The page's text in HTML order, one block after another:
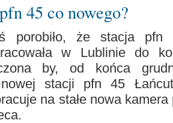
45 co nowego?
porobiło, że stacja pfn
w Lublinie do
by, od końca
stacji pfn 45
na stałe nowa